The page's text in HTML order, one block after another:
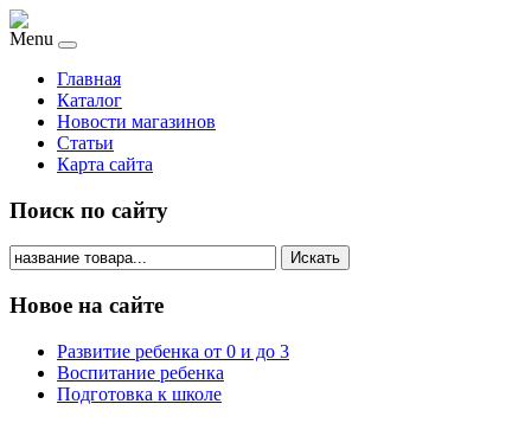
Menu
Главная
Каталог
Новости магазинов
Статьи
Карта сайта
Поиск по сайту
Искать
Новое на сайте
Развитие ребенка от 0 и до 3
Воспитание ребенка
Подготовка к школе